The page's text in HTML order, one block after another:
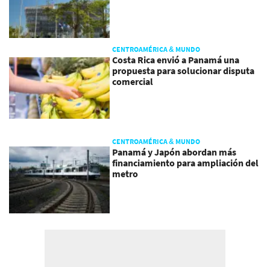
CENTROAMÉRICA & MUNDO
Costa Rica envió a Panamá una
propuesta para solucionar disputa
comercial
CENTROAMÉRICA & MUNDO
Panamá y Japón abordan más
financiamiento para ampliación del
metro